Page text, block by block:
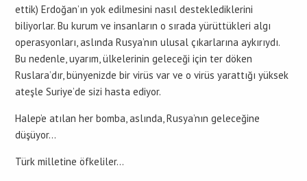
ettik) Erdoğan’ın yok edilmesini nasıl desteklediklerini
biliyorlar. Bu kurum ve insanların o sırada yürüttükleri algı
operasyonları, aslında Rusya’nın ulusal çıkarlarına aykırıydı.
Bu nedenle, uyarım, ülkelerinin geleceği için ter döken
Ruslara’dır, bünyenizde bir virüs var ve o virüs yarattığı yüksek
ateşle Suriye’de sizi hasta ediyor.
Halep’e atılan her bomba, aslında, Rusya’nın geleceğine
düşüyor…
Türk milletine öfkeliler…